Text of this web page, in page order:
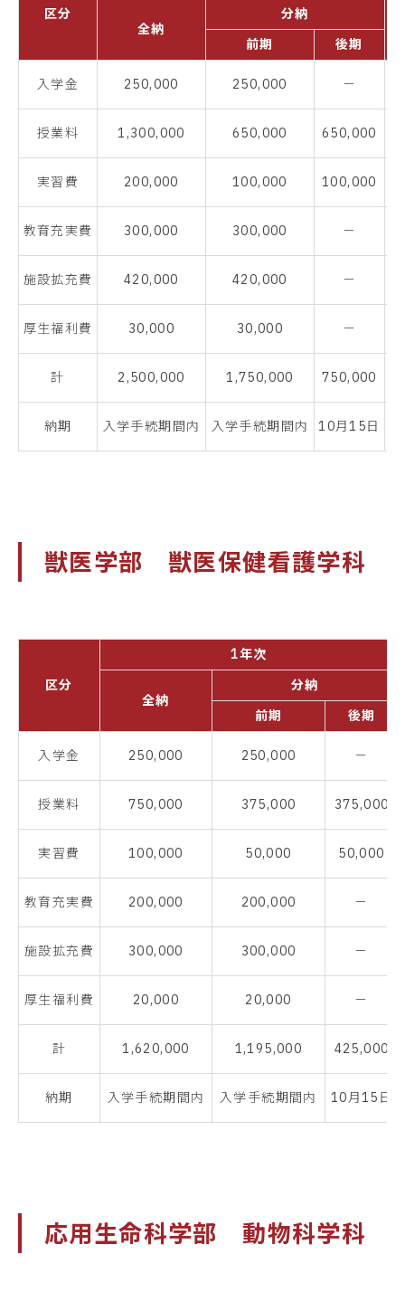
区分
全納
分納
前期
後期
入学金 250,000 250,000 －
授業料 1,300,000 650,000 650,000
実習費 200,000 100,000 100,000
教育充実費 300,000 300,000 －
施設拡充費 420,000 420,000 －
厚生福利費 30,000 30,000 －
計 2,500,000 1,750,000 750,000
納期 入学手続期間内 入学手続期間内 10月15日
獣医学部 獣医保健看護学科
区分
1年次
全納
分納
前期
後期
入学金 250,000 250,000 －
授業料 750,000 375,000 375,000
実習費 100,000 50,000 50,000
教育充実費 200,000 200,000 －
施設拡充費 300,000 300,000 －
厚生福利費 20,000 20,000 －
計 1,620,000 1,195,000 425,000
納期 入学手続期間内 入学手続期間内 10月15日
応用生命科学部 動物科学科